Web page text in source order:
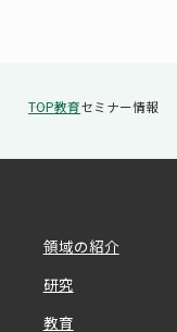
TOP教育セミナー情報
領域の紹介
研究
教育